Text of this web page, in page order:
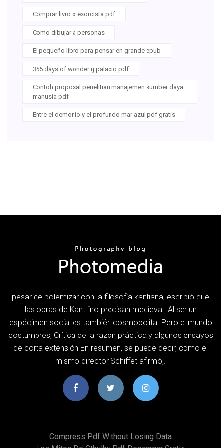
Comprar livro o exorcista pdf
Como dibujar a personas
El pequeño libro para pensar en grande epub
365 days of wonder rj palacio pdf
Contoh proposal penelitian manajemen sumber daya
manusia pdf
Entre el demonio y el profundo mar azul pdf gratis
pesar de polemizar con la filosofía kantiana, escribió que
las obras de Kant “no precisan medieval. Al ser un
espécimen social es también cosmopolita. Pero el mundo
costumbres, Crítica de la razón práctica y algunos ensayos
de corta extensión En resumen, se puede decir, como el
mismo director Schiffet afirmó,.
Compress Pdf Without Losing Data